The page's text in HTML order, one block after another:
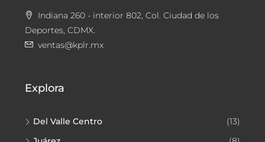
Indiana 260 - interior 802, Col. Ciudad de los
Deportes, CDMX.
ventas@kplr.mx
Explora
Del Valle Centro
(13)